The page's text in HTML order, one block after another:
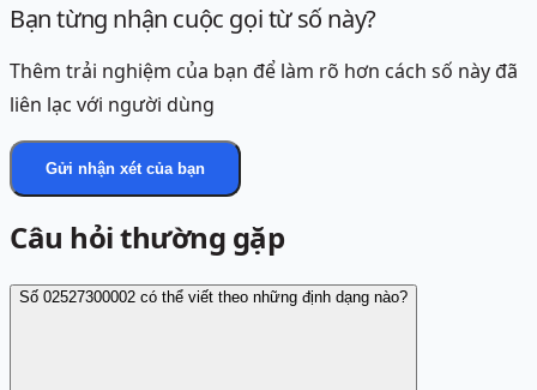
Bạn từng nhận cuộc gọi từ số này?
Thêm trải nghiệm của bạn để làm rõ hơn cách số này đã
liên lạc với người dùng
Gửi nhận xét của bạn
Câu hỏi thường gặp
Số 02527300002 có thể viết theo những định dạng nào?